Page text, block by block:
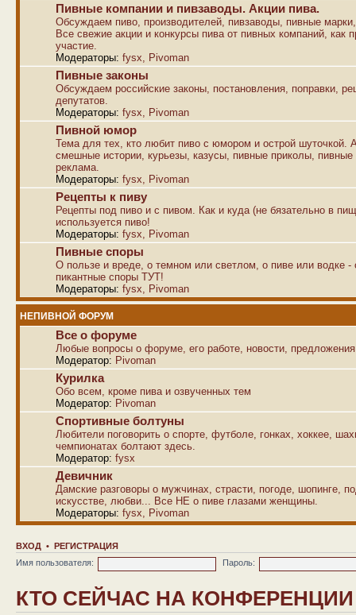
Пивные компании и пивзаводы. Акции пива.
Обсуждаем пиво, производителей, пивзаводы, пивные
Все свежие акции и конкурсы пива от пивных компаний, как
участие.
Модераторы: fysx Pivoman
Пивные законы
Обсуждаем российские законы, постановления, поправки,
депутатов.
Модераторы: fysx Pivoman
Пивной юмор
Тема для тех, кто любит пиво с юмором и острой шуточкой.
смешные истории, курьезы, казусы, пивные приколы,
реклама.
Модераторы: fysx Pivoman
Рецепты к пиву
Рецепты под пиво и с пивом. Как и куда (не бязательно в
используется пиво!
Модераторы: fysx Pivoman
Пивные споры
О пользе и вреде, о темном или светлом, о пиве или водке -
пикантные споры ТУТ!
Модераторы: fysx Pivoman
НЕПИВНОЙ ФОРУМ
Все о форуме
Любые вопросы о форуме, его работе, новости,
Модератор: Pivoman
Курилка
Обо всем, кроме пива и озвученных тем
Модератор: Pivoman
Спортивные болтуны
Любители поговорить о спорте, футболе, гонках, хоккее,
чемпионатах болтают здесь.
Модератор: fysx
Девичник
Дамские разговоры о мужчинах, страсти, погоде, шопинге,
искусстве, любви... Все НЕ о пиве глазами женщины.
Модераторы: fysx Pivoman
ВХОД • РЕГИСТРАЦИЯ
Имя пользователя:
Пароль:
КТО СЕЙЧАС НА КОНФЕРЕНЦИИ